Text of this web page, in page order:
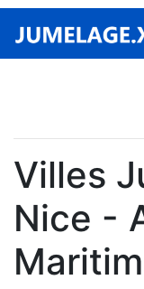
Villes
Nice -